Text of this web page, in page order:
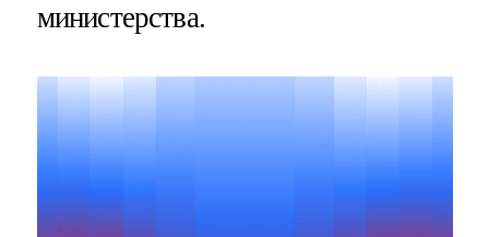
министерства.